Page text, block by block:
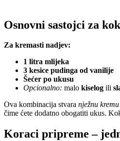
Osnovni sastojci za
Za kremasti nadjev:
1 litra mlijeka
3 kesice pudinga od vanilije
Šećer po ukusu
Opcionalno: malo kiselog ili
Ova kombinacija stvara nježnu kremu
čime ćete dodatno obogatiti ukus.
Koraci pripreme –